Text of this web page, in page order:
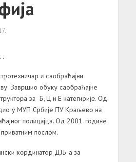
.
и саобраћајни
Завршио обуку саобраћајне
за Б, Ц и Е категирије. Од
у МУП Србије ПУ Краљево на
полицајца. Од 2001. године
послом.
кординатор ДЈБ-а за